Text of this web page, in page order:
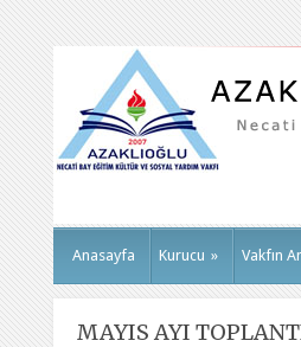
Anasayfa Kurucu » Vakfın
MAYIS AYI